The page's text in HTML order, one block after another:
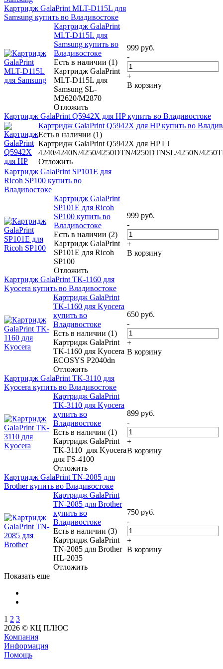
Картридж GalaPrint MLT-D115L для
Samsung купить во Владивостоке
Картридж GalaPrint
MLT-D115L для
Samsung купить во
Владивостоке
Есть в наличии (1)
Картридж GalaPrint
MLT-D115L для
Samsung SL-
M2620/M2870
Отложить
999 руб.
-
+
В корзину
Картридж GalaPrint Q5942X для HP купить во Владивостоке
Картридж GalaPrint Q5942X для HP купить во
Есть в наличии (1)
Картридж GalaPrint Q5942X для HP LJ
4240/4240N/4250/4250DTN/4250DTNSL/4250N/
Отложить
Картридж GalaPrint SP101E для
Ricoh SP100 купить во
Владивостоке
Картридж GalaPrint
SP101E для Ricoh
SP100 купить во
Владивостоке
Есть в наличии (2)
Картридж GalaPrint
SP101E для Ricoh
SP100
Отложить
999 руб.
-
+
В корзину
Картридж GalaPrint TK-1160 для
Kyocera купить во Владивостоке
Картридж GalaPrint
TK-1160 для Kyocera
купить во
Владивостоке
Есть в наличии (1)
Картридж GalaPrint
TK-1160 для Kyocera
ECOSYS P2040dn
Отложить
650 руб.
-
+
В корзину
Картридж GalaPrint TK-3110 для
Kyocera купить во Владивостоке
Картридж GalaPrint
TK-3110 для Kyocera
купить во
Владивостоке
Есть в наличии (1)
Картридж GalaPrint
TK-3110 для Kyocera
для FS-4100
Отложить
899 руб.
-
+
В корзину
Картридж GalaPrint TN-2085 для
Brother купить во Владивостоке
Картридж GalaPrint
TN-2085 для Brother
купить во
Владивостоке
Есть в наличии (3)
Картридж GalaPrint
TN-2085 для Brother
HL-2035
Отложить
750 руб.
-
+
В корзину
Показать еще
1 2 3
2026 © КЦ ПЛЮС
Компания
Информация
Помощь